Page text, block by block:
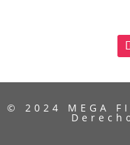
© 2024 MEGA